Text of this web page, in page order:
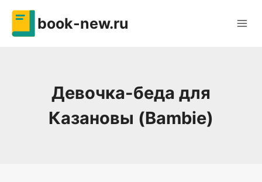
Перейти
содержимому
book-new.ru
Девочка-беда для
Казановы (Bambie)